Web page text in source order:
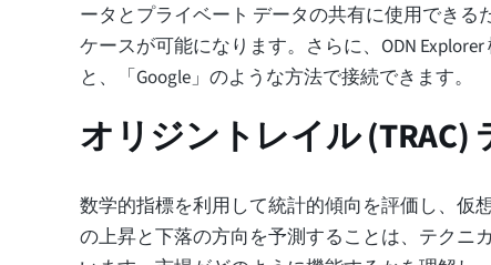
ータとプライベート データの共有に使用できる
ケースが可能になります。さらに、ODN
と、「Google」のような方法で接続できます。
オリジントレイル (TRAC)
数学的指標を利用して統計的傾向を評価し、仮
の上昇と下落の方向を予測することは、テクニ